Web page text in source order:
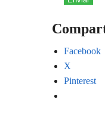
p
Facebook
X
Pinterest